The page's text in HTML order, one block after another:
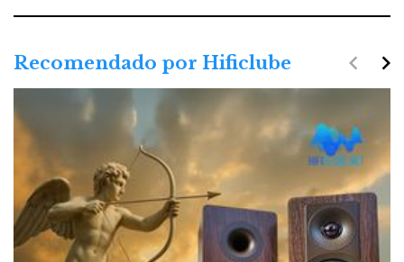
Recomendado por Hificlube navigate_next
navigate_before